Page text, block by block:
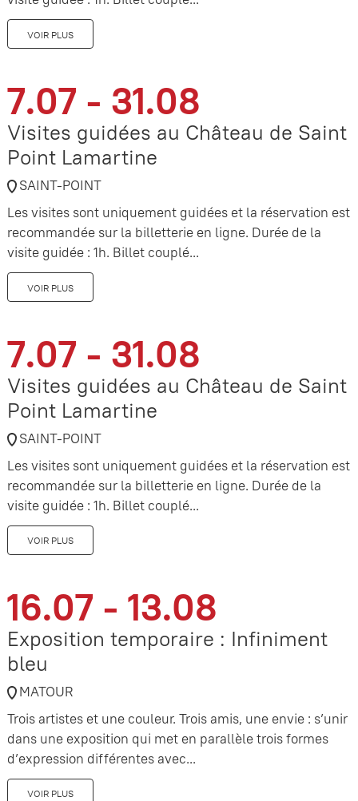
VOIR PLUS
7.07 - 31.08
Visites guidées au Château de Saint
Point Lamartine
SAINT-POINT
Les visites sont uniquement guidées et la réservation est
recommandée sur la billetterie en ligne. Durée de la
visite guidée : 1h. Billet couplé...
VOIR PLUS
7.07 - 31.08
Visites guidées au Château de Saint
Point Lamartine
SAINT-POINT
Les visites sont uniquement guidées et la réservation est
recommandée sur la billetterie en ligne. Durée de la
visite guidée : 1h. Billet couplé...
VOIR PLUS
16.07 - 13.08
Exposition temporaire : Infiniment
bleu
MATOUR
Trois artistes et une couleur. Trois amis, une envie : s’unir
dans une exposition qui met en parallèle trois formes
d’expression différentes avec...
VOIR PLUS